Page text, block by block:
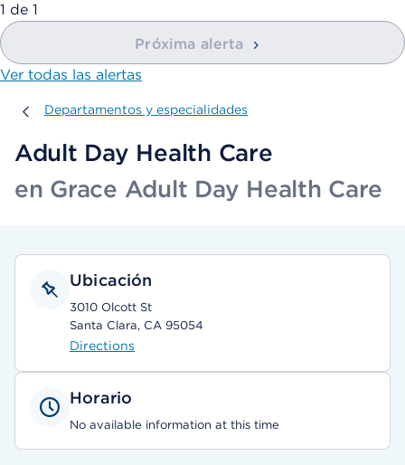
mostrando
1 de 1
Próxima alerta
Ver todas las alertas
Departamentos y especialidades
Departamentos y especialidades
Adult Day Health Care
en Grace Adult Day Health Care
Ubicación
3010 Olcott St
Santa Clara, CA 95054
Directions
Horario
No available information at this time